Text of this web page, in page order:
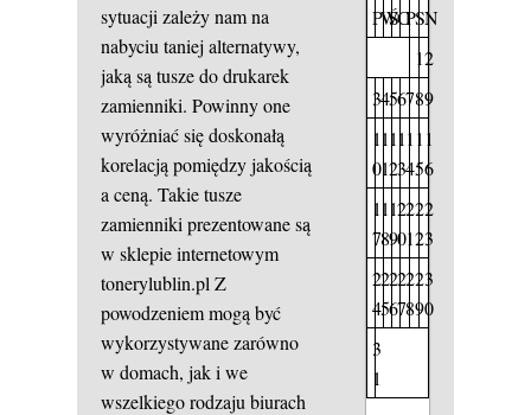
sytuacji zależy nam na
nabyciu taniej alternatywy,
jaką są tusze do drukarek
zamienniki. Powinny one
wyróżniać się doskonałą
korelacją pomiędzy jakością
a ceną. Takie tusze
zamienniki prezentowane są
w sklepie internetowym
tonerylublin.pl Z
powodzeniem mogą być
wykorzystywane zarówno
w domach, jak i we
wszelkiego rodzaju biurach
PW
ŚCPSN
12
3456789
1
0
1
1
1
2
1
3
1
4
1
5
1
6
1
7
1
8
1
9
2
0
2
1
2
2
2
3
2
4
2
5
2
6
2
7
2
8
2
9
3
0
3
1